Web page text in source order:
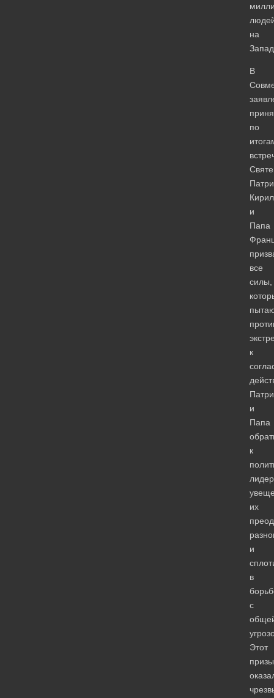
на
В
по
и
Папа
все
силы,
к
и
Папа
к
их
и
в
с
Этот